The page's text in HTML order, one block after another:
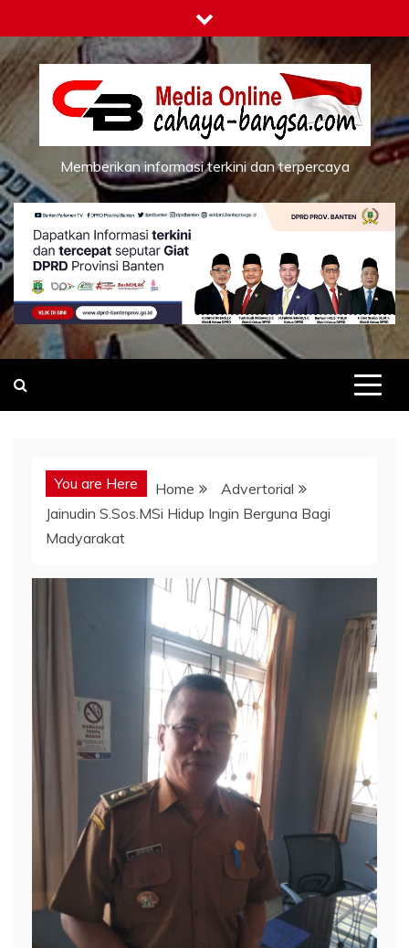
to
content
Memberikan informasi terkini dan terpercaya
You are Here Home
Advertorial
Jainudin S.Sos.MSi Hidup Ingin Berguna Bagi
Madyarakat